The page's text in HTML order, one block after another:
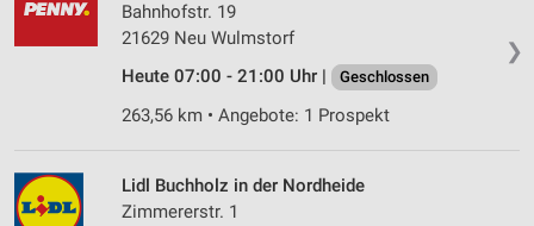
❯
Bahnhofstr. 19
21629 Neu Wulmstorf
Heute 07:00 - 21:00 Uhr |
Geschlossen
263,56 km • Angebote: 1 Prospekt
Lidl Buchholz in der Nordheide
Zimmererstr. 1